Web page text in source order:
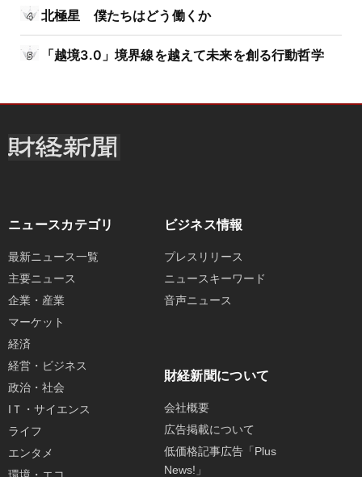
北極星 僕たちはどう働くか
「越境3.0」境界線を越えて未来を創る行動哲学
ニュースカテゴリ
最新ニュース一覧
主要ニュース
企業・産業
マーケット
経済
経営・ビジネス
政治・社会
IＴ・サイエンス
ライフ
エンタメ
ビジネス情報
プレスリリース
ニュースキーワード
音声ニュース
財経新聞について
会社概要
広告掲載について
低価格記事広告「Plus
News!」